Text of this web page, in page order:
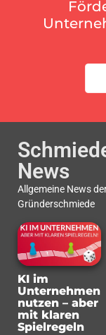
News
Allgemeine News
Gründerschmiede
KI im
Unternehmen
nutzen – aber
mit klaren
Spielregeln